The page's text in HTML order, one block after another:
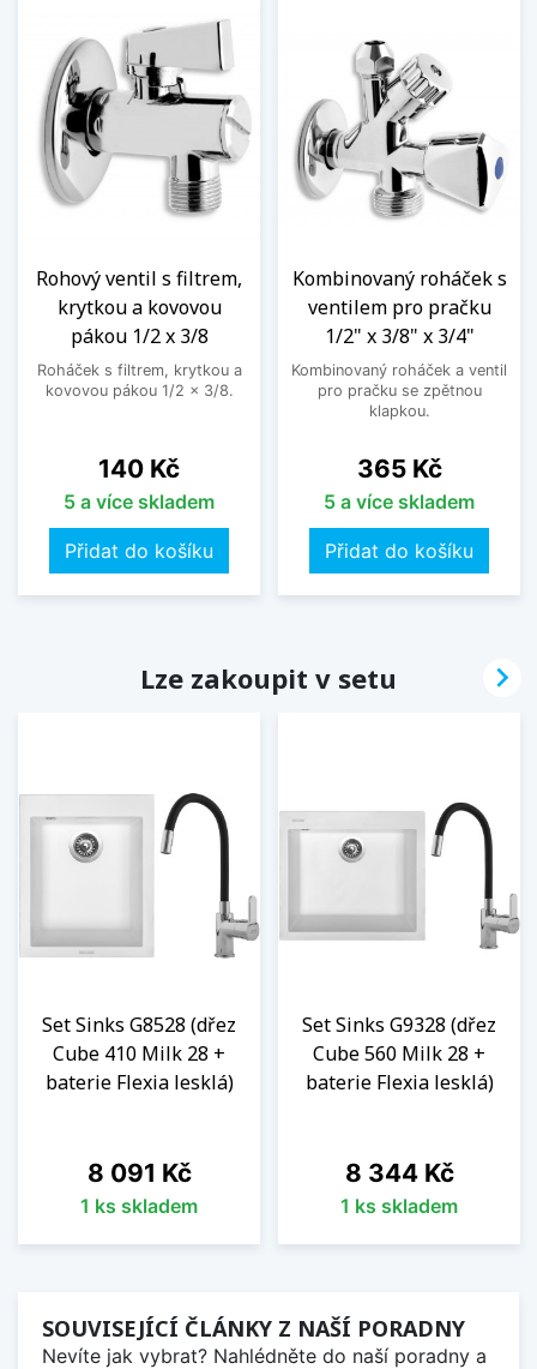
Rohový ventil s filtrem,
krytkou a kovovou
pákou 1/2 x 3/8
Roháček s filtrem, krytkou a
kovovou pákou 1/2 x 3/8.
Cena
140 Kč
5 a více skladem
Přidat do košíku
Kombinovaný roháček s
ventilem pro pračku
1/2" x 3/8" x 3/4"
Kombinovaný roháček a ventil
pro pračku se zpětnou
klapkou.
Cena
365 Kč
5 a více skladem
Přidat do košíku
Lze zakoupit v setu
Set Sinks G8528 (dřez
Cube 410 Milk 28 +
baterie Flexia lesklá)
Cena
8 091 Kč
1 ks skladem
Set Sinks G9328 (dřez
Cube 560 Milk 28 +
baterie Flexia lesklá)
Cena
8 344 Kč
1 ks skladem

SOUVISEJÍCÍ ČLÁNKY Z NAŠÍ PORADNY
Nevíte jak vybrat? Nahlédněte do naší poradny a